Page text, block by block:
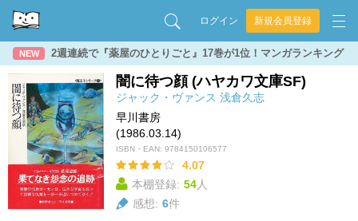
ログイン 新規会員登録
NEW 2週連続で『薬屋のひとりごと』17巻が1位！マンガランキング
闇に待つ顔 (ハヤカワ文庫SF)
ジャック・ヴァンス 浅倉久志
早川書房
(1986.03.14)
ISBN・EAN: 9784150106577
4.07
本棚登録: 54人
感想: 6件